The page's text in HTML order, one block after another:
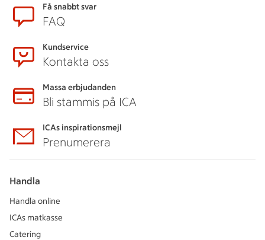
Få snabbt svar
FAQ
Kundservice
Kontakta oss
Massa erbjudanden
Bli stammis på ICA
ICAs inspirationsmejl
Prenumerera
Handla
Handla online
ICAs matkasse
Catering